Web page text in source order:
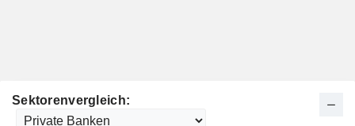
Sektorenvergleich: